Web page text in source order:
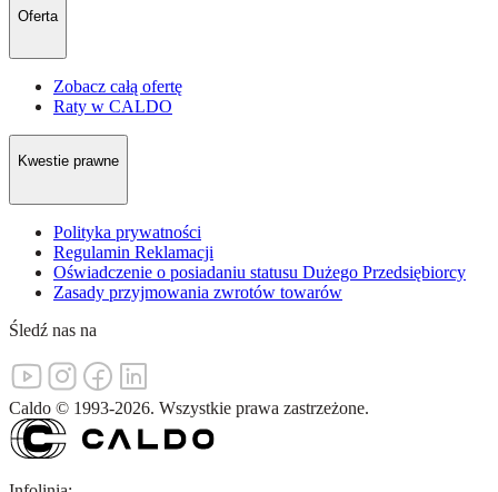
Oferta
Zobacz całą ofertę
Raty w CALDO
Kwestie prawne
Polityka prywatności
Regulamin Reklamacji
Oświadczenie o posiadaniu statusu Dużego Przedsiębiorcy
Zasady przyjmowania zwrotów towarów
Śledź nas na
Caldo © 1993-2026. Wszystkie prawa zastrzeżone.